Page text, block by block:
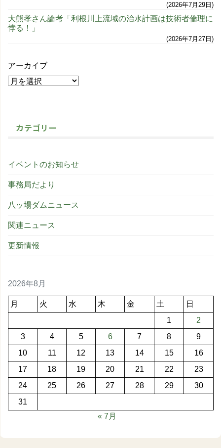
2026年7月29日
大熊孝さん論考「利根川上流域の治水計画は技術者倫理に
悖る！」
2026年7月27日
アーカイブ
カテゴリー
イベントのお知らせ
事務局だより
八ッ場ダムニュース
関連ニュース
更新情報
2026年8月
月 火 水 木 金 土
日
1
2
3
4 5 6 7 8
9
10
11 12 13 14 15
16
17
18 19 20 21 22
23
24
25 26 27 28 29
30
31
« 7月